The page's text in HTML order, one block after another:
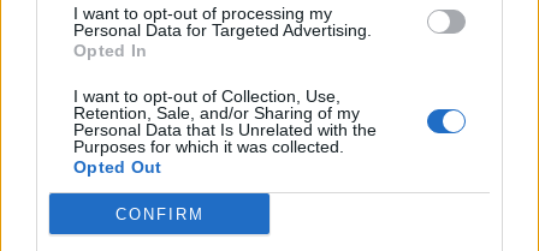
I want to opt-out of processing my
Personal Data for Targeted Advertising.
Opted In
I want to opt-out of Collection, Use,
Retention, Sale, and/or Sharing of my
Personal Data that Is Unrelated with the
Purposes for which it was collected.
Opted Out
CONFIRM
TAIP PAT SKAITYKITE